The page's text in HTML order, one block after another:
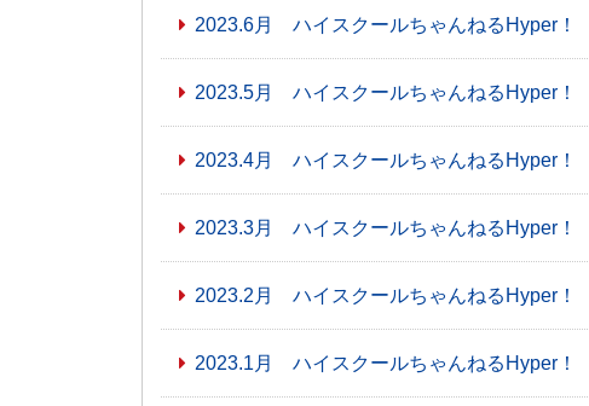
2023.6月 ハイスクールちゃんねるHyper！
2023.5月 ハイスクールちゃんねるHyper！
2023.4月 ハイスクールちゃんねるHyper！
2023.3月 ハイスクールちゃんねるHyper！
2023.2月 ハイスクールちゃんねるHyper！
2023.1月 ハイスクールちゃんねるHyper！